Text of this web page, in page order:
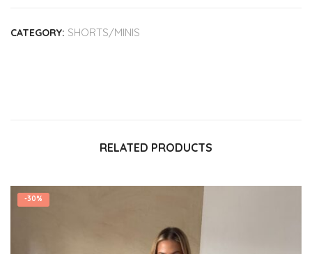
CATEGORY: SHORTS/MINIS
RELATED PRODUCTS
-30%